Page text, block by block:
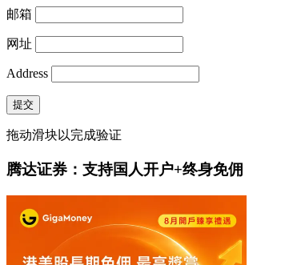
邮箱
网址
Address
提交
拖动滑块以完成验证
腾达证券：支持国人开户+终身免佣